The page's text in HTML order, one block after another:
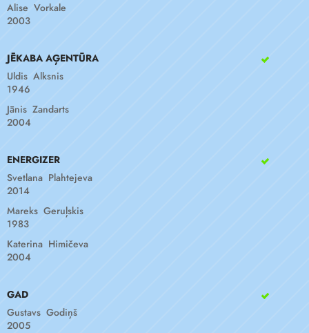
Alise Vorkale
2003
JĒKABA AĢENTŪRA
Uldis Alksnis
1946
Jānis Zandarts
2004
ENERGIZER
Svetlana Plahtejeva
2014
Mareks Geruļskis
1983
Katerina Himičeva
2004
GAD
Gustavs Godiņš
2005